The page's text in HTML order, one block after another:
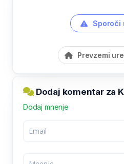
Sporoči
Prevzemi
Dodaj komentar za
Dodaj mnenje